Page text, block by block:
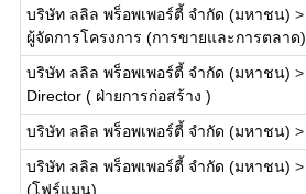
บริษัท ลลิล พร็อพเพอร์ตี้ จำกัด (มหาชน) >
ผู้จัดการโครงการ (การขายและการตลาด)
บริษัท ลลิล พร็อพเพอร์ตี้ จำกัด (มหาชน) >
Director ( ฝ่ายการก่อสร้าง )
บริษัท ลลิล พร็อพเพอร์ตี้ จำกัด (มหาชน) >
บริษัท ลลิล พร็อพเพอร์ตี้ จำกัด (มหาชน) >
(โฟร์แมน)